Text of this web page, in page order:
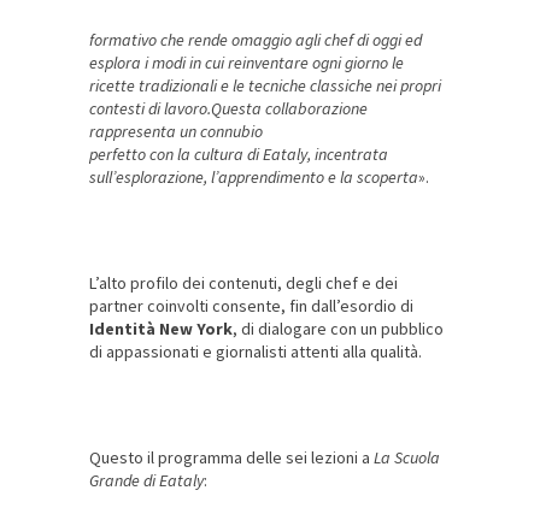
formativo che rende omaggio agli chef di oggi ed
esplora i modi in cui reinventare ogni giorno le
ricette tradizionali e le tecniche classiche nei propri
contesti di lavoro.Questa collaborazione
rappresenta un connubio
perfetto con la cultura di Eataly, incentrata
sull’esplorazione, l’apprendimento e la scoperta».
L’alto profilo dei contenuti, degli chef e dei
partner coinvolti consente, fin dall’esordio di
Identità New York, di dialogare con un pubblico
di appassionati e giornalisti attenti alla qualità.
Questo il programma delle sei lezioni a La Scuola
Grande di Eataly: